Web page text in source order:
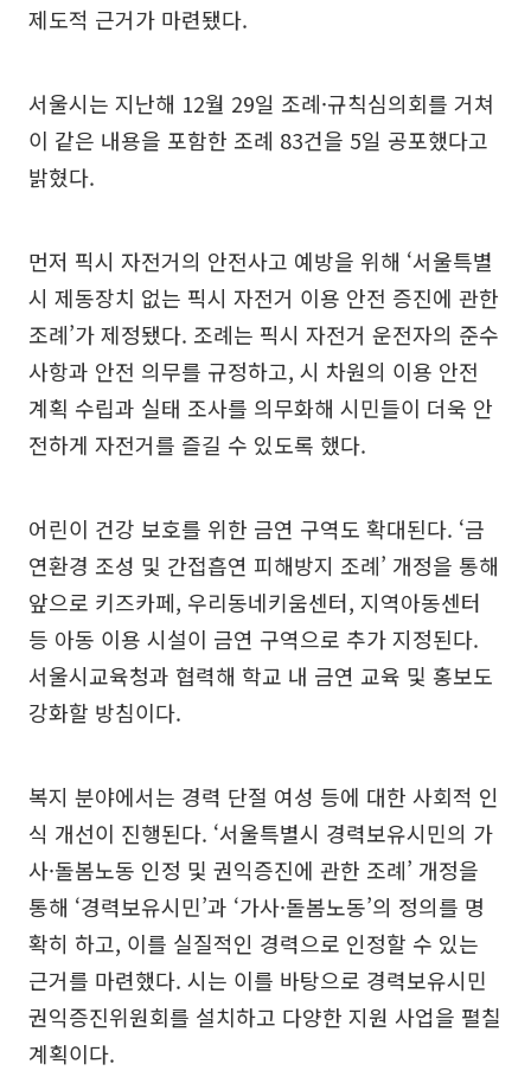
제도적 근거가 마련됐다.
서울시는 지난해 12월 29일 조례·규칙심의회를 거쳐
이 같은 내용을 포함한 조례 83건을 5일 공포했다고
밝혔다.
먼저 픽시 자전거의 안전사고 예방을 위해 ‘서울특별
시 제동장치 없는 픽시 자전거 이용 안전 증진에 관한
조례’가 제정됐다. 조례는 픽시 자전거 운전자의 준수
사항과 안전 의무를 규정하고, 시 차원의 이용 안전
계획 수립과 실태 조사를 의무화해 시민들이 더욱 안
전하게 자전거를 즐길 수 있도록 했다.
어린이 건강 보호를 위한 금연 구역도 확대된다. ‘금
연환경 조성 및 간접흡연 피해방지 조례’ 개정을 통해
앞으로 키즈카페, 우리동네키움센터, 지역아동센터
등 아동 이용 시설이 금연 구역으로 추가 지정된다.
서울시교육청과 협력해 학교 내 금연 교육 및 홍보도
강화할 방침이다.
복지 분야에서는 경력 단절 여성 등에 대한 사회적 인
식 개선이 진행된다. ‘서울특별시 경력보유시민의 가
사·돌봄노동 인정 및 권익증진에 관한 조례’ 개정을
통해 ‘경력보유시민’과 ‘가사·돌봄노동’의 정의를 명
확히 하고, 이를 실질적인 경력으로 인정할 수 있는
근거를 마련했다. 시는 이를 바탕으로 경력보유시민
권익증진위원회를 설치하고 다양한 지원 사업을 펼칠
계획이다.